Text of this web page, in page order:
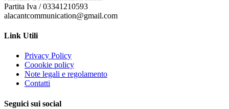
Partita Iva / 03341210593
alacantcommunication@gmail.com
Link Utili
Privacy Policy
Coookie policy
Note legali e regolamento
Contatti
Seguici sui social